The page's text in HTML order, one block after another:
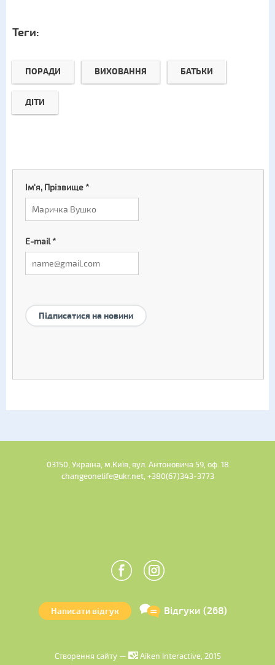
Теги:
ПОРАДИ ВИХОВАННЯ БАТЬКИ
ДІТИ
Ім'я, Прізвище*
E-mail*
Підписатися на новини
03150, Україна, м.Київ, вул. Антоновича 59, оф. 18
changeonelife@ukr.net, +380(67)343-3773
Написати відгук Відгуки (268)
Створення сайту — Aiken Interactive, 2015